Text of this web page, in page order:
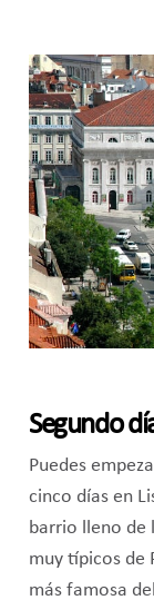
Segundo
Puedes
cinco días en
barrio lleno de
muy típicos de
más famosa